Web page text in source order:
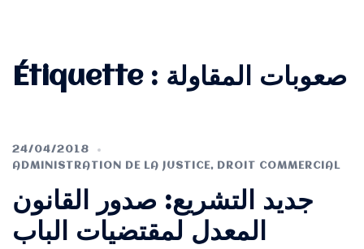
Étiquette : صعوبات المقاولة
24/04/2018
ADMINISTRATION DE LA JUSTICE, DROIT COMMERCIAL
جديد التشريع: صدور القانون
المعدل لمقتضيات الباب